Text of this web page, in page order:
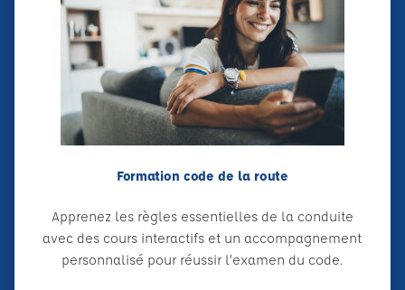
Formation code de la route
Apprenez les règles essentielles de la conduite
avec des cours interactifs et un accompagnement
personnalisé pour réussir l’examen du code.